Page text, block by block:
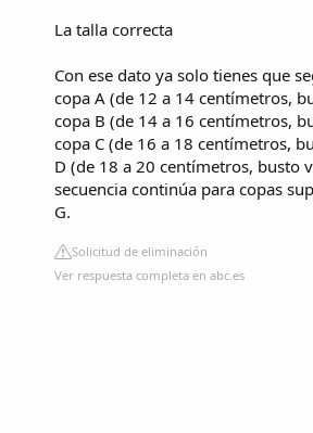
La talla correcta
Con ese dato ya solo tienes que
copa A (de 12 a 14 centímetros,
copa B (de 14 a 16 centímetros,
copa C (de 16 a 18 centímetros,
D (de 18 a 20 centímetros, busto
secuencia continúa para copas
G.
Solicitud de eliminación
Ver respuesta completa en abc.es